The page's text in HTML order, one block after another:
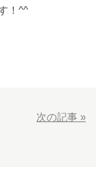
！^^
次の記事 »